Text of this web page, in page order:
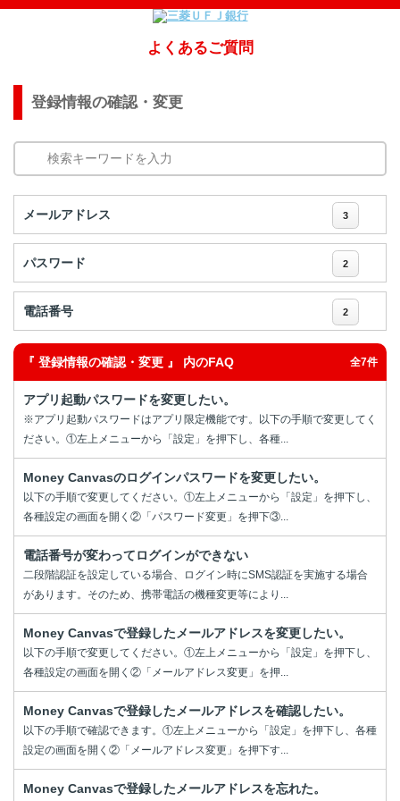
よくあるご質問
登録情報の確認・変更
検索キーワードを入力
メールアドレス 3
パスワード 2
電話番号 2
『 登録情報の確認・変更 』 内のFAQ 全7件
アプリ起動パスワードを変更したい。
※アプリ起動パスワードはアプリ限定機能です。以下の手順で変更してく
ださい。①左上メニューから「設定」を押下し、各種...
Money Canvasのログインパスワードを変更したい。
以下の手順で変更してください。①左上メニューから「設定」を押下し、
各種設定の画面を開く②「パスワード変更」を押下③...
電話番号が変わってログインができない
二段階認証を設定している場合、ログイン時にSMS認証を実施する場合
があります。そのため、携帯電話の機種変更等により...
Money Canvasで登録したメールアドレスを変更したい。
以下の手順で変更してください。①左上メニューから「設定」を押下し、
各種設定の画面を開く②「メールアドレス変更」を押...
Money Canvasで登録したメールアドレスを確認したい。
以下の手順で確認できます。①左上メニューから「設定」を押下し、各種
設定の画面を開く②「メールアドレス変更」を押下す...
Money Canvasで登録したメールアドレスを忘れた。